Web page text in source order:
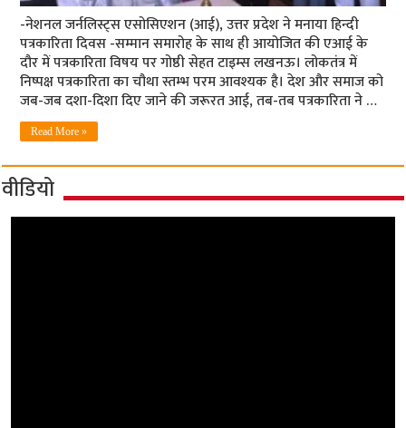
-नेशनल जर्नलिस्ट्स एसोसिएशन (आई), उत्तर प्रदेश ने मनाया हिन्दी
पत्रकारिता दिवस -सम्मान समारोह के साथ ही आयोजित की एआई के
दौर में पत्रकारिता विषय पर गोष्ठी सेहत टाइम्स लखनऊ। लोकतंत्र में
निष्पक्ष पत्रकारिता का चौथा स्तम्भ परम आवश्यक है। देश और समाज को
जब-जब दशा-दिशा दिए जाने की जरूरत आई, तब-तब पत्रकारिता ने …
Read More »
वीडियो